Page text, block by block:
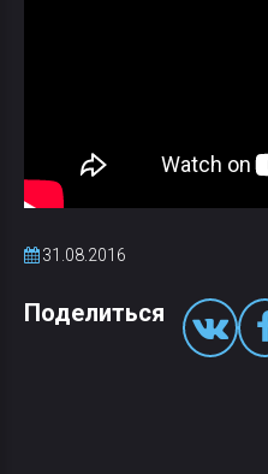
31.08.2016
Поделиться